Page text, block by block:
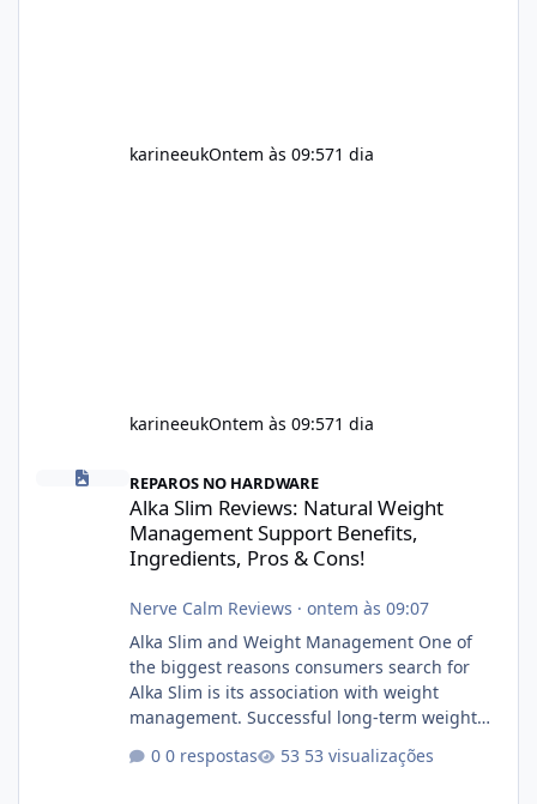
karineeukOntem às 09:571 dia
karineeukOntem às 09:571 dia
Alka Slim Reviews: Natural Weight Management Support
REPAROS NO HARDWARE
Alka Slim Reviews: Natural Weight
Management Support Benefits,
Ingredients, Pros & Cons!
Nerve Calm Reviews · ontem às 09:07
Alka Slim and Weight Management One of
the biggest reasons consumers search for
Alka Slim is its association with weight
management. Successful long-term weight
consistency rather than quick fixes. A
0 respostas 53 visualizações